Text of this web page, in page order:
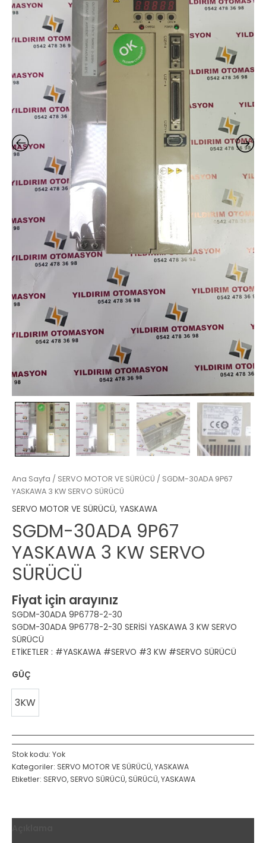
Ana Sayfa / SERVO MOTOR VE SÜRÜCÜ / SGDM-30ADA 9P67
YASKAWA 3 KW SERVO SÜRÜCÜ
SERVO MOTOR VE SÜRÜCÜ, YASKAWA
SGDM-30ADA 9P67
YASKAWA 3 KW SERVO
SÜRÜCÜ
Fiyat için arayınız
SGDM-30ADA 9P6778-2-30
SGDM-30ADA 9P6778-2-30 SERİSİ YASKAWA 3 KW SERVO
SÜRÜCÜ
ETİKETLER : #YASKAWA #SERVO #3 KW #SERVO SÜRÜCÜ
GÜÇ
3KW
Stok kodu: Yok
Kategoriler: SERVO MOTOR VE SÜRÜCÜ,YASKAWA
Etiketler: SERVO, SERVO SÜRÜCÜ, SÜRÜCÜ,YASKAWA